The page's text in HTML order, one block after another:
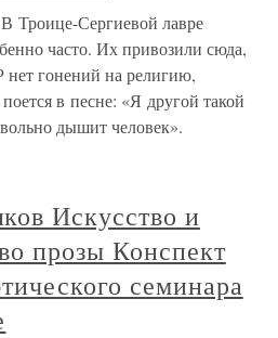
Троице-Сергиевой лавре
часто. Их привозили сюда,
гонений на религию,
в песне: «Я другой такой
дышит человек».
Искусство и
прозы Конспект
семинара